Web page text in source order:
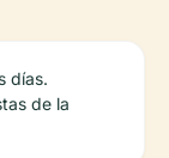
días.
de la